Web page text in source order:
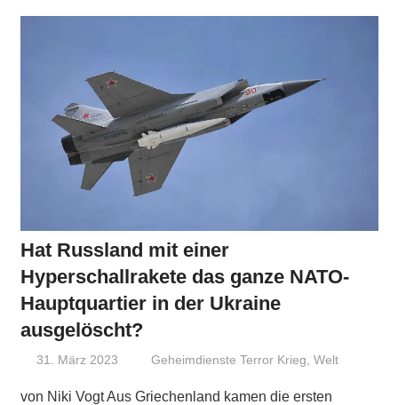
Hat Russland mit einer
Hyperschallrakete das ganze NATO-
Hauptquartier in der Ukraine
ausgelöscht?
31. März 2023 Niki Vogt
Geheimdienste Terror Krieg ,Welt
von Niki Vogt Aus Griechenland kamen die ersten